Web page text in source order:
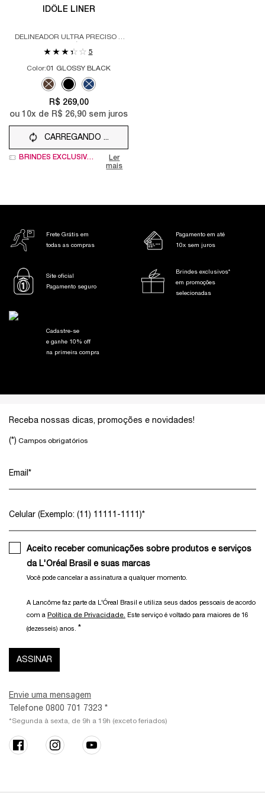
IDÔLE LINER
DELINEADOR ULTRA PRECISO À
5
Color:01 GLOSSY BLACK
Selected
The product variation is out of stock, 02 BROWN color for IDÔLE
Selected
01 GLOSSY BLACK color for IDÔLE LINER, 2 of 3
Selected
The product variation is out of stock, 03 AGEAN
R$ 269,00
ou 10x de R$ 26,90 sem juros
CARREGANDO ...
BRINDES EXCLUSIVOS
Ler
mais
Frete Grátis em
todas as compras
Pagamento em até
10x sem juros
Site oficial
Pagamento seguro
Brindes exclusivos*
em promoções
selecionadas
Cadastre-se
e ganhe 10% off
na primeira compra
Receba nossas dicas, promoções e novidades!
(*) Campos obrigatórios
Email *
Celular (Exemplo: (11) 11111-1111)*
Aceito receber comunicações sobre produtos e serviços
da L'Oréal Brasil e suas marcas
Você pode cancelar a assinatura a qualquer momento.​
A Lancôme faz parte da L'Óreal Brasil e utiliza seus dados pessoais de acordo
com a Política de Privacidade. Este serviço é voltado para maiores de 16
(dezesseis) anos. *
ASSINAR
Envie uma mensagem
Telefone 0800 701 7323 *
*Segunda à sexta, de 9h a 19h (exceto feriados)